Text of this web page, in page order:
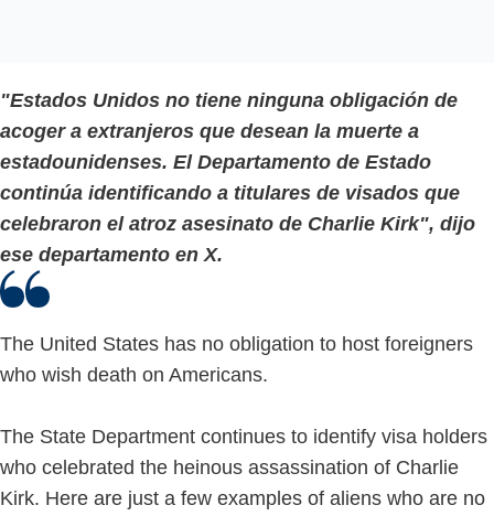
"Estados Unidos no tiene ninguna obligación de
acoger a extranjeros que desean la muerte a
estadounidenses. El Departamento de Estado
continúa identificando a titulares de visados que
celebraron el atroz asesinato de Charlie Kirk", dijo
ese departamento en X.
The United States has no obligation to host foreigners
who wish death on Americans.
The State Department continues to identify visa holders
who celebrated the heinous assassination of Charlie
Kirk. Here are just a few examples of aliens who are no